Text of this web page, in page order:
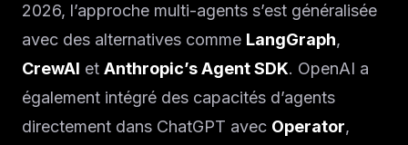
2026, l’approche multi-agents s’est généralisée
avec des alternatives comme LangGraph,
CrewAI et Anthropic’s Agent SDK. OpenAI a
également intégré des capacités d’agents
directement dans ChatGPT avec Operator,